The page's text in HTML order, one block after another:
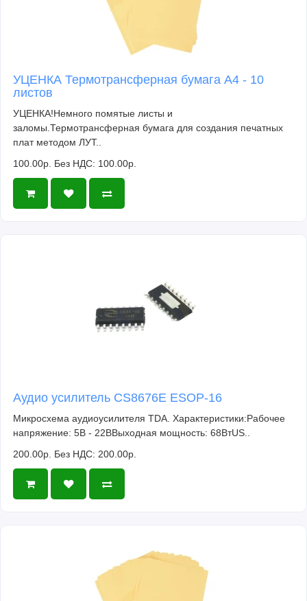
УЦЕНКА Термотрансферная бумага А4 - 10
листов
УЦЕНКА!Немного помятые листы и
заломы.Термотрансферная бумага для создания печатных
плат методом ЛУТ..
100.00р. Без НДС: 100.00р.
Аудио усилитель CS8676E ESOP-16
Микросхема аудиоусилителя TDA. Характеристики:Рабочее
напряжение: 5В - 22ВВыходная мощность: 68ВтUS..
200.00р. Без НДС: 200.00р.